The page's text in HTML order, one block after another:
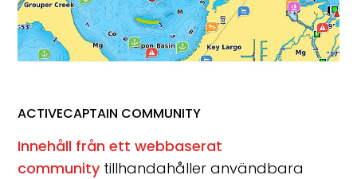
ACTIVECAPTAIN COMMUNITY
Innehåll från ett webbaserat
community tillhandahåller användbara